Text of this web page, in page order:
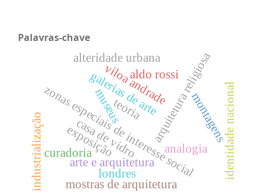
Palavras-chave
arquitetura religiosa
zonas especiais de interesse social
arte e arquitetura
museus
galerias de arte montagens
casa de vidro
exposição
londres
mostras de arquitetura
viloa andrade identidade nacional
analogia
aldo rossi
alteridade urbana
curadoria
industrialização
teoria